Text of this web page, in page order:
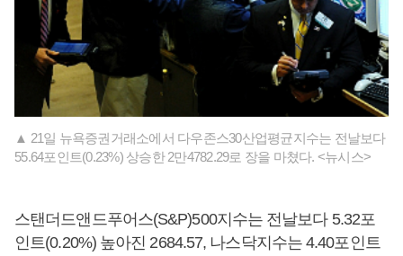
▲ 21일 뉴욕증권거래소에서 다우존스30산업평균지수는 전날보다
55.64포인트(0.23%) 상승한 2만4782.29로 장을 마쳤다. <뉴시스>
스탠더드앤드푸어스(S&P)500지수는 전날보다 5.32포
인트(0.20%) 높아진 2684.57, 나스닥지수는 4.40포인트